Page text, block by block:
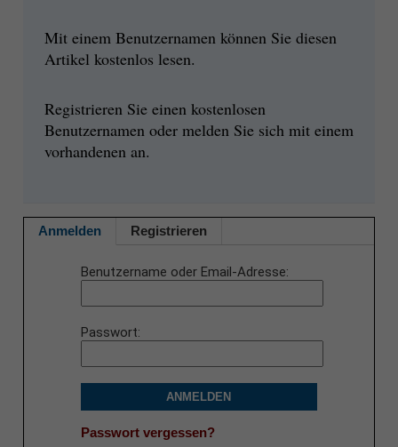
Mit einem Benutzernamen können Sie diesen
Artikel kostenlos lesen.
Registrieren Sie einen kostenlosen
Benutzernamen oder melden Sie sich mit einem
vorhandenen an.
Anmelden Registrieren
Benutzername oder Email-Adresse
Passwort
ANMELDEN
Passwort vergessen?